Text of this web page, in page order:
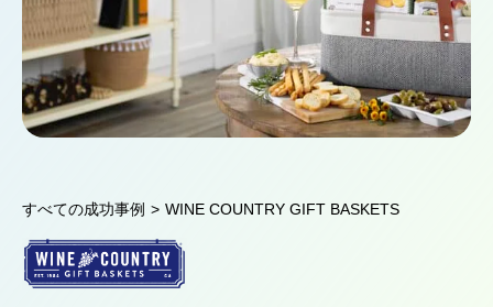
すべての成功事例 > WINE COUNTRY GIFT BASKETS